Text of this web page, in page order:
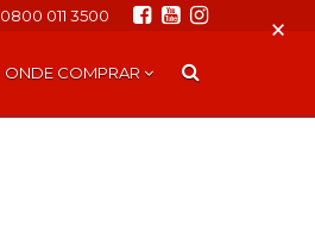
0800 011 3500
ONDE COMPRAR
×